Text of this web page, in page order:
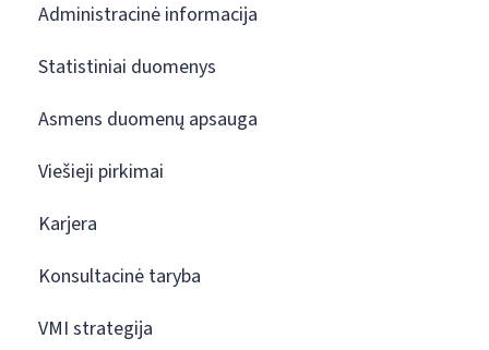
Administracinė informacija
Statistiniai duomenys
Asmens duomenų apsauga
Viešieji pirkimai
Karjera
Konsultacinė taryba
VMI strategija